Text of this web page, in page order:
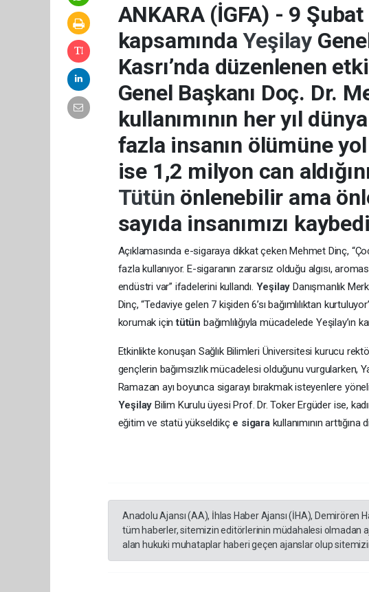
ANKARA (İGFA) - 9 Şubat
kapsamındaYeşilay
Kasrı’nda düzenlenen
Genel Başkanı Doç. Dr.
kullanımının her yıl
fazla insanın ölümüne
ise 1,2 milyon can
Tütün önlenebilir ama
sayıda insanımızı
Açıklamasında e-sigaraya dikkat çeken Mehmet Dinç,
fazla kullanıyor. E-sigaranın zararsız olduğu algısı,
endüstri var” ifadelerini kullandı. YeşilayDanışmanlık
Dinç, “Tedaviye gelen 7 kişiden 6’sı bağımlılıktan
korumak içintütün bağımlılığıyla mücadelede Yeşilay’ın
Etkinlikte konuşan Sağlık Bilimleri Üniversitesi kurucu
gençlerin bağımsızlık mücadelesi olduğunu vurgularken,
Ramazan ayı boyunca sigarayı bırakmak isteyenlere
Yeşilay Bilim Kurulu üyesi Prof. Dr. Toker Ergüder ise,
eğitim ve statü yükseldikç e sigara kullanımının arttığına
Anadolu Ajansı (AA), İhlas Haber Ajansı (İHA), Demirören
tüm haberler, sitemizin editörlerinin müdahalesi olmadan
alan hukuki muhataplar haberi geçen ajanslar olup